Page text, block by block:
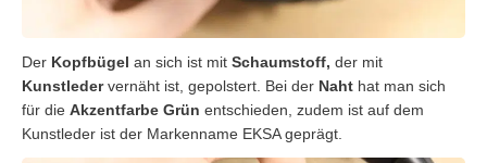
Der Kopfbügel an sich ist mit Schaumstoff, der mit
Kunstledervernäht ist, gepolstert. Bei der Naht hat man sich
für die Akzentfarbe Grün entschieden, zudem ist auf dem
Kunstleder ist der Markenname EKSA geprägt.